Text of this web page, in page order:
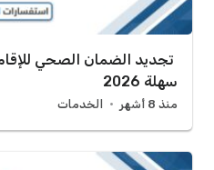
تجديد الضمان الصحي
سهلة 2026
منذ 8 أشهر الخدمات